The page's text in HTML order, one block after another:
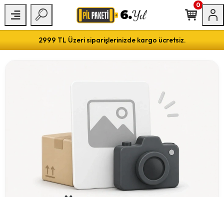
2999 TL Üzeri siparişlerinizde kargo ücretsiz.
0